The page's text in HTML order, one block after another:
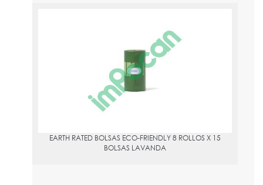
EARTH RATED BOLSAS ECO-FRIENDLY 8 ROLLOS X 15 BOLSAS
EARTH RATED BOLSAS ECO-FRIENDLY 8 ROLLOS X 15
BOLSAS LAVANDA